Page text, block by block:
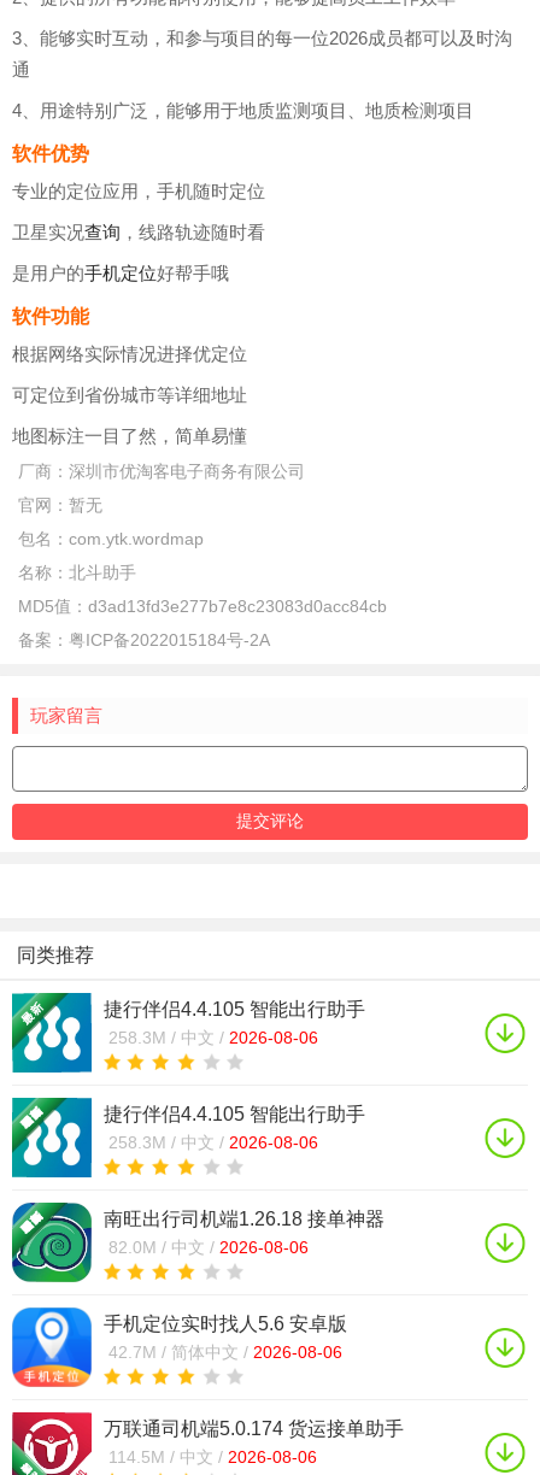
3、能够实时互动，和参与项目的每一位2026成员都可以及时沟
通
4、用途特别广泛，能够用于地质监测项目、地质检测项目
软件优势
专业的定位应用，手机随时定位
卫星实况查询 ，线路轨迹随时看
是用户的手机定位好帮手哦
软件功能
根据网络实际情况进择优定位
可定位到省份城市等详细地址
地图标注一目了然，简单易懂
厂商： 深圳市优淘客电子商务有限公司
官网： 暂无
包名： com.ytk.wordmap
名称： 北斗助手
MD5值： d3ad13fd3e277b7e8c23083d0acc84cb
备案： 粤ICP备2022015184号-2A
玩家留言
同类推荐
捷行伴侣4.4.105 智能出行助手
258.3M / 中文 / 2026-08-06
捷行伴侣4.4.105 智能出行助手
258.3M / 中文 / 2026-08-06
南旺出行司机端1.26.18 接单神器
82.0M / 中文 / 2026-08-06
手机定位实时找人5.6 安卓版
42.7M / 简体中文 / 2026-08-06
万联通司机端5.0.174 货运接单助手
114.5M / 中文 / 2026-08-06